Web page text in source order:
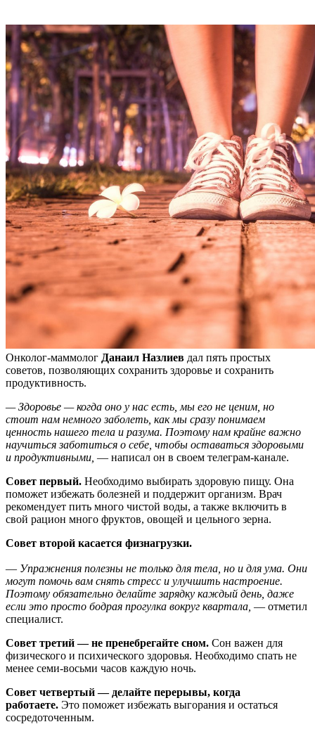
Онколог-маммолог Данаил Назлиев дал пять простых
советов, позволяющих сохранить здоровье и сохранить
продуктивность.
— Здоровье — когда оно у нас есть, мы его не ценим, но
стоит нам немного заболеть, как мы сразу понимаем
ценность нашего тела и разума. Поэтому нам крайне важно
научиться заботиться о себе, чтобы оставаться здоровыми
и продуктивными, — написал он в своем телеграм-канале.
Совет первый. Необходимо выбирать здоровую пищу. Она
поможет избежать болезней и поддержит организм. Врач
рекомендует пить много чистой воды, а также включить в
свой рацион много фруктов, овощей и цельного зерна.
Совет второй касается физнагрузки.
— Упражнения полезны не только для тела, но и для ума. Они
могут помочь вам снять стресс и улучшить настроение.
Поэтому обязательно делайте зарядку каждый день, даже
если это просто бодрая прогулка вокруг квартала, — отметил
специалист.
Совет третий — не пренебрегайте сном. Сон важен для
физического и психического здоровья. Необходимо спать не
менее семи-восьми часов каждую ночь.
Совет четвертый — делайте перерывы, когда
работаете. Это поможет избежать выгорания и остаться
сосредоточенным.